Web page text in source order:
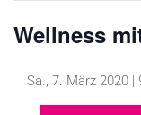
Wellness
Sa., 7. März 2020 |